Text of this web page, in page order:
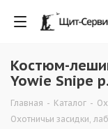
Костюм-
Yowie Snipe
Главная - Каталог -
Охотничьи засидки,